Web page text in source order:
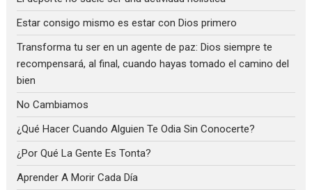
Estar consigo mismo es estar con Dios primero
Transforma tu ser en un agente de paz: Dios siempre te
recompensará, al final, cuando hayas tomado el camino del
bien
No Cambiamos
¿Qué Hacer Cuando Alguien Te Odia Sin Conocerte?
¿Por Qué La Gente Es Tonta?
Aprender A Morir Cada Día